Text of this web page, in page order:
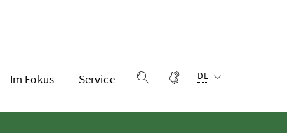
Im Fokus
Service
Gebärdensprache
DE